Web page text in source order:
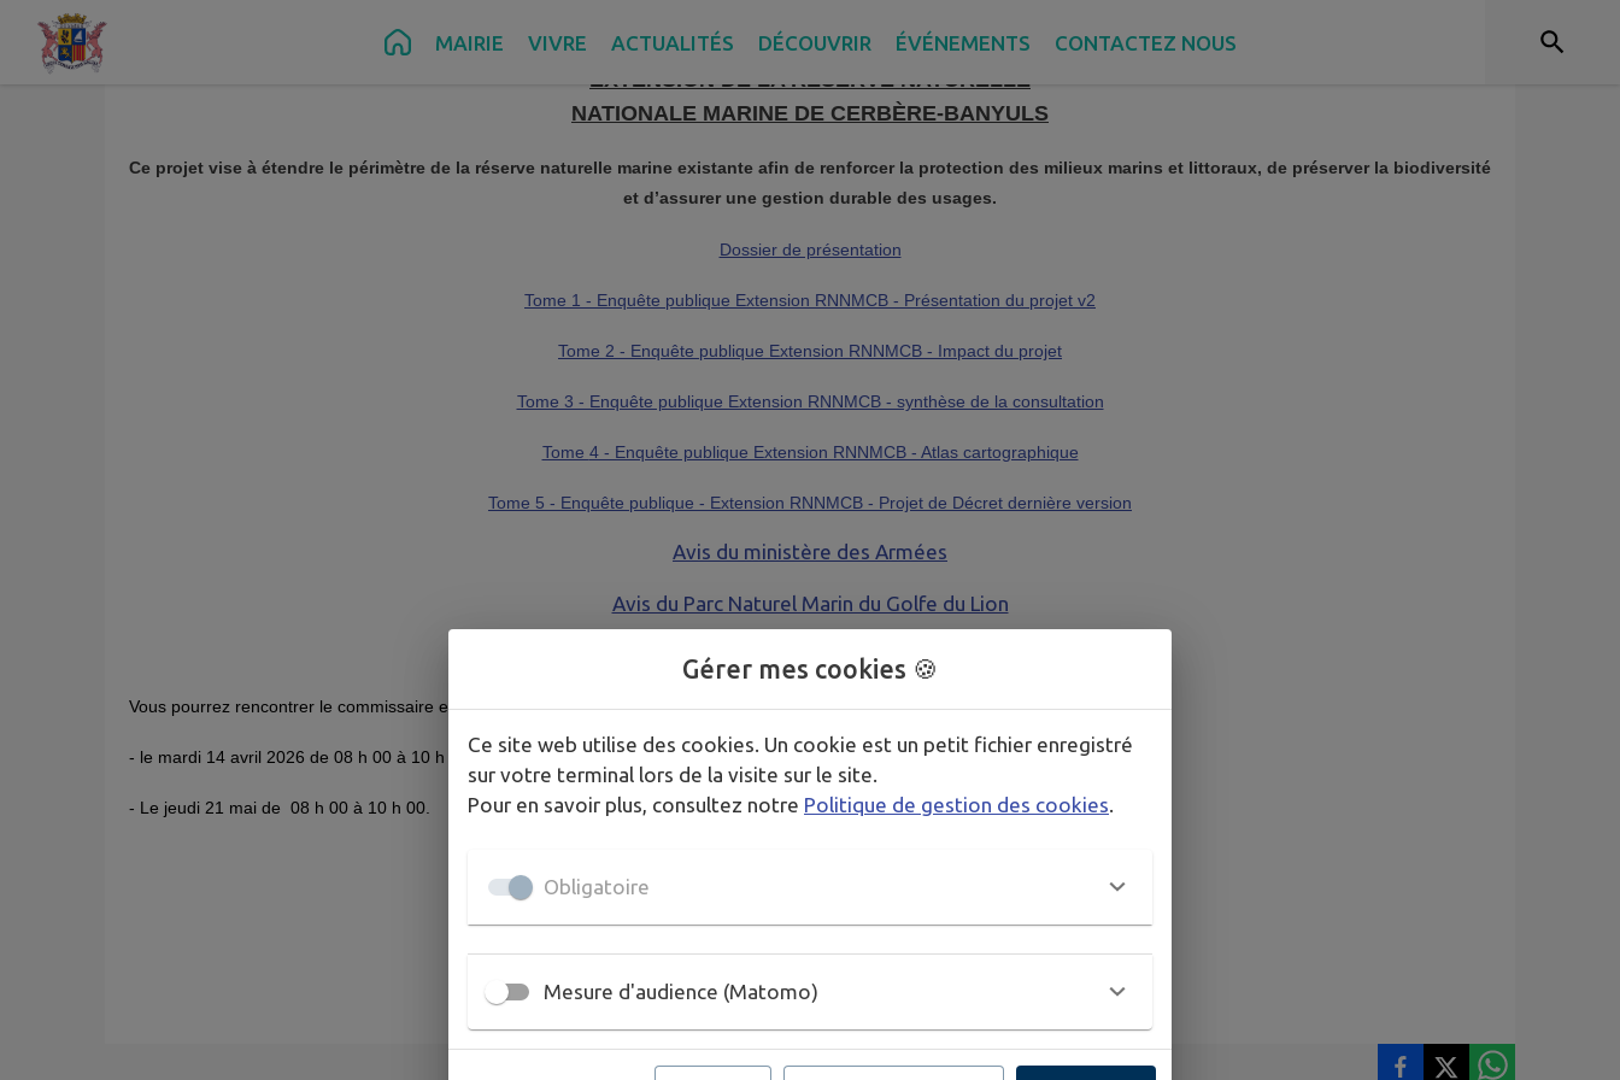
Contenu Pied de pageMAIRIE VIVRE ACTUALITÉS DÉCOUVRIR ÉVÉNEMENTS CONTACTEZ NOUS
Dossier d’enquête publique
EXTENSION DE LA RÉSERVE NATURELLE
NATIONALE MARINE DE CERBÈRE-BANYULS
Ce projet vise à étendre le périmètre de la réserve naturelle marine existante afin de renforcer la protection des milieux marins et littoraux, de préserver la biodiversité
et d’assurer une gestion durable des usages.
Dossier de présentation
Tome 1 - Enquête publique Extension RNNMCB - Présentation du projet v2
Tome 2 - Enquête publique Extension RNNMCB - Impact du projet
Tome 3 - Enquête publique Extension RNNMCB - synthèse de la consultation
Tome 4 - Enquête publique Extension RNNMCB - Atlas cartographique
Tome 5 - Enquête publique - Extension RNNMCB - Projet de Décret dernière version
Avis du ministère des Armées
Avis du Parc Naturel Marin du Golfe du Lion
Vous pourrez rencontrer le commissaire enquêteur lors de ses permanences dans la salle Georges Clausells :
- le mardi 14 avril 2026 de 08 h 00 à 10 h 00,
- Le jeudi 21 mai de 08 h 00 à 10 h 00.
Gérer mes cookies 🍪
Ce site web utilise des cookies. Un cookie est un petit fichier enregistré
sur votre terminal lors de la visite sur le site.
Pour en savoir plus, consultez notre Politique de gestion des cookies
Obligatoire
Mesure d'audience (Matomo)